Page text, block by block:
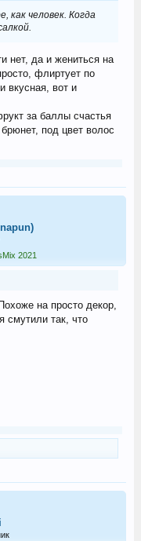
как человек. Когда
нет, да и жениться на
флиртует по
вкусная, вот и
за баллы счастья
под цвет волос
2021
на просто декор,
смутили так, что